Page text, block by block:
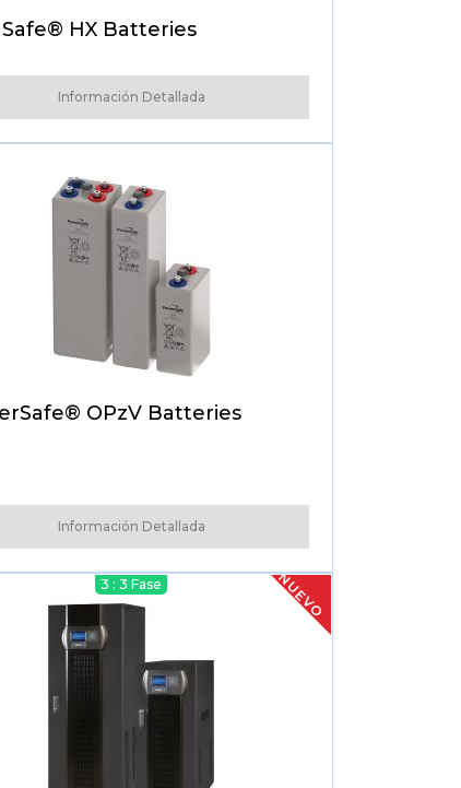
HX Batteries
Información Detallada
OPzV Batteries
Información Detallada
NUEVO
3 : 3 Fase